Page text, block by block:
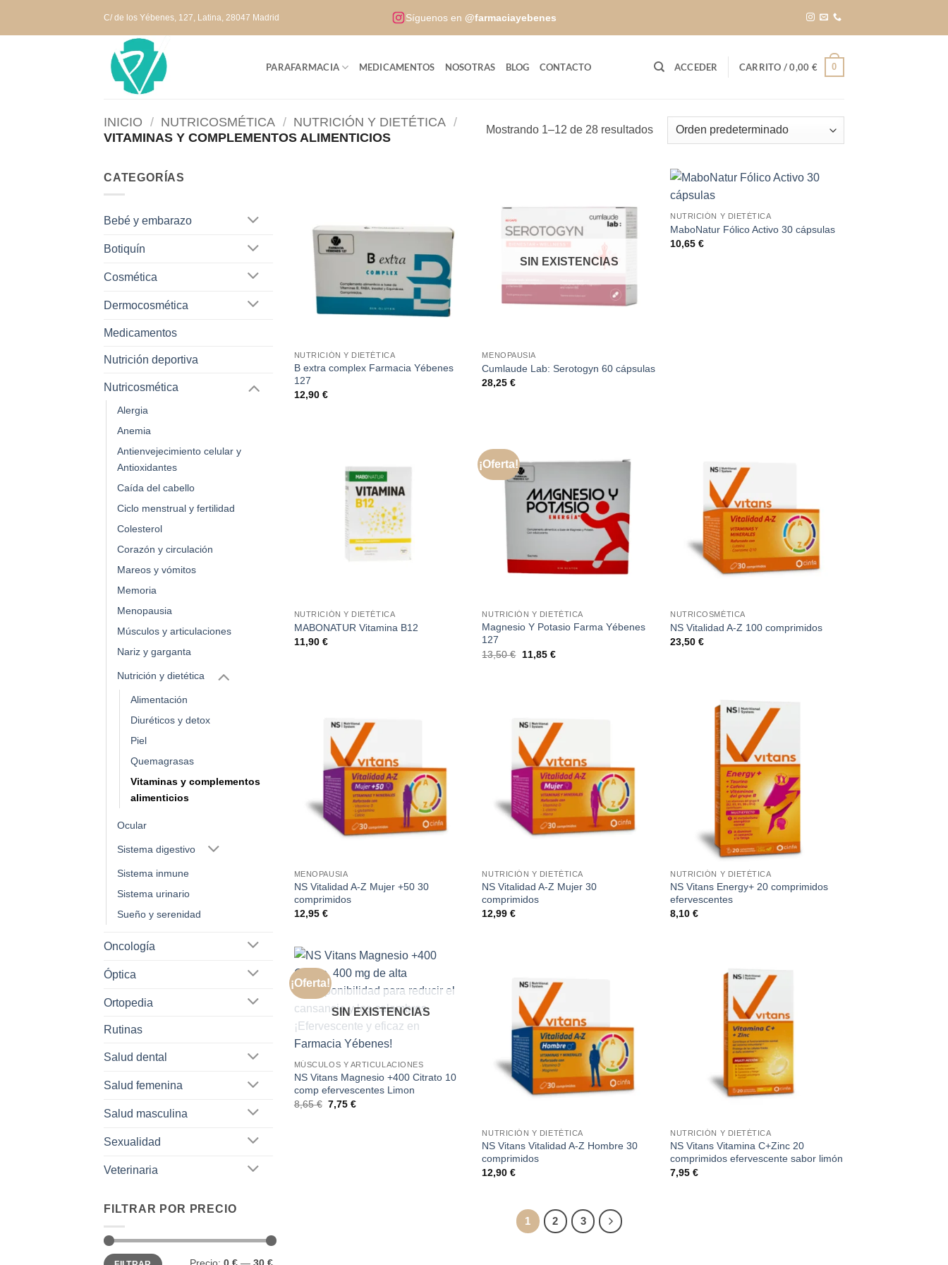
C/ de los Yébenes, 127, Latina, 28047 Madrid Síguenos en @farmaciayebenes
PARAFARMACIA MEDICAMENTOS NOSOTRAS BLOG CONTACTO ACCEDER CARRITO /0,00 € 0
INICIO / NUTRICOSMÉTICA / NUTRICIÓN Y DIETÉTICA /
VITAMINAS Y COMPLEMENTOS ALIMENTICIOS
Mostrando 1–12 de 28 resultados
CATEGORÍAS
Bebé y embarazo
Botiquín
Cosmética
Dermocosmética
Medicamentos
Nutrición deportiva
Nutricosmética
Alergia
Anemia
Antienvejecimiento celular y
Antioxidantes
Caída del cabello
Ciclo menstrual y fertilidad
Colesterol
Corazón y circulación
Mareos y vómitos
Memoria
Menopausia
Músculos y articulaciones
Nariz y garganta
Nutrición y dietética
Alimentación
Diuréticos y detox
Piel
Quemagrasas
Vitaminas y complementos
alimenticios
Ocular
Sistema digestivo
Sistema inmune
Sistema urinario
Sueño y serenidad
Oncología
Óptica
Ortopedia
Rutinas
Salud dental
Salud femenina
Salud masculina
Sexualidad
Veterinaria
FILTRAR POR PRECIO
Precio
Precio
NUTRICIÓN Y DIETÉTICA
B extra complex Farmacia Yébenes
127
12,90 €
SIN EXISTENCIAS
MENOPAUSIA
Cumlaude Lab: Serotogyn 60 cápsulas
28,25€
NUTRICIÓN Y DIETÉTICA
MaboNatur Fólico Activo 30 cápsulas
10,65€
NUTRICIÓN Y DIETÉTICA
MABONATUR Vitamina B12
11,90 €
¡Oferta!
NUTRICIÓN Y DIETÉTICA
Magnesio Y Potasio Farma Yébenes
127
13,50€ El
11,85 €El
NUTRICOSMÉTICA
NS Vitalidad A-Z 100 comprimidos
23,50€
MENOPAUSIA
NS Vitalidad A-Z Mujer +50 30
comprimidos
12,95 €
NUTRICIÓN Y DIETÉTICA
NS Vitalidad A-Z Mujer 30
comprimidos
12,99€
NUTRICIÓN Y DIETÉTICA
NS Vitans Energy+ 20 comprimidos
efervescentes
8,10€
¡Oferta!
SIN EXISTENCIAS
MÚSCULOS Y ARTICULACIONES
NS Vitans Magnesio +400 Citrato 10
comp efervescentes Limon
8,65€ El
7,75€El
NUTRICIÓN Y DIETÉTICA
NS Vitans Vitalidad A-Z Hombre 30
comprimidos
12,90€
NUTRICIÓN Y DIETÉTICA
NS Vitans Vitamina C+Zinc 20
comprimidos efervescente sabor limón
7,95€
1 2 3